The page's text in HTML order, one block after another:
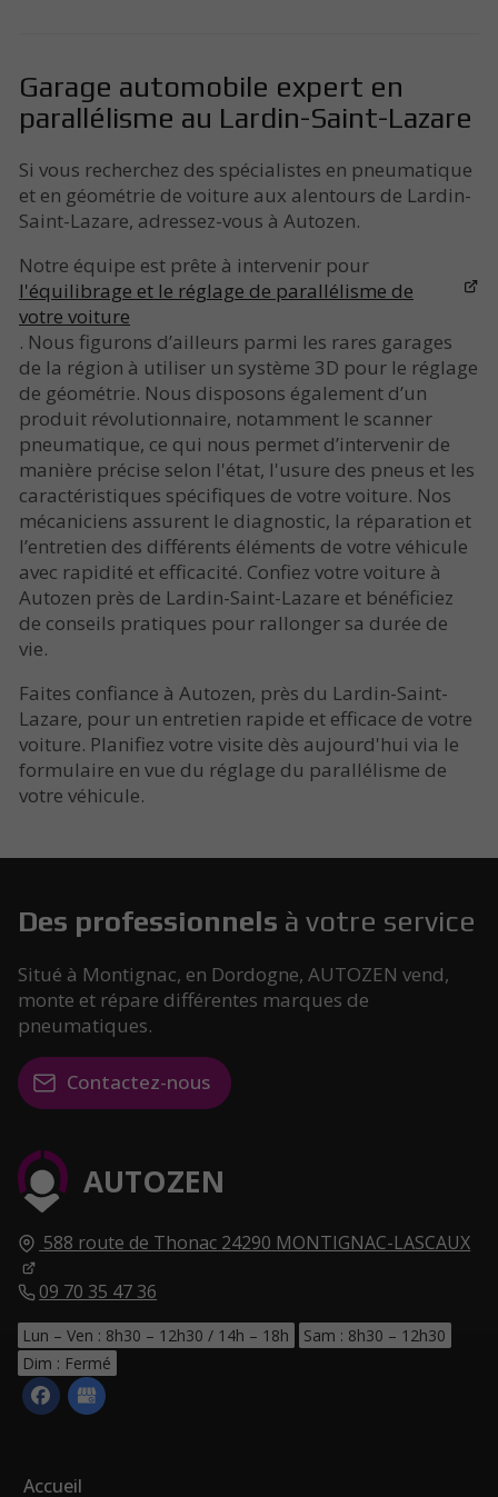
Garage automobile expert en
parallélisme au Lardin-Saint-Lazare
Si vous recherchez des spécialistes en pneumatique
et en géométrie de voiture aux alentours de Lardin-
Saint-Lazare, adressez-vous à Autozen.
Notre équipe est prête à intervenir pour
l'équilibrage et le réglage de parallélisme de
votre voiture
. Nous figurons d’ailleurs parmi les rares garages
de la région à utiliser un système 3D pour le réglage
de géométrie. Nous disposons également d’un
produit révolutionnaire, notamment le scanner
pneumatique, ce qui nous permet d’intervenir de
manière précise selon l'état, l'usure des pneus et les
caractéristiques spécifiques de votre voiture. Nos
mécaniciens assurent le diagnostic, la réparation et
l’entretien des différents éléments de votre véhicule
avec rapidité et efficacité. Confiez votre voiture à
Autozen près de Lardin-Saint-Lazare et bénéficiez
de conseils pratiques pour rallonger sa durée de
vie.
Faites confiance à Autozen, près du Lardin-Saint-
Lazare, pour un entretien rapide et efficace de votre
voiture. Planifiez votre visite dès aujourd'hui via le
formulaire en vue du réglage du parallélisme de
votre véhicule.
AUTOZEN
588 route de Thonac 24290 MONTIGNAC-LASCAUX
09 70 35 47 36
Lun – Ven : 8h30 – 12h30 / 14h – 18h
Sam : 8h30 – 12h30
Dim : Fermé
Accueil
Des professionnels à votre service
Situé à Montignac, en Dordogne, AUTOZEN vend,
monte et répare différentes marques de
pneumatiques.
Contactez-nous